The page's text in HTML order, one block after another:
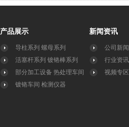
产品展示
导柱系列 螺母系列
活塞杆系列 镀铬棒系列
部分加工设备 热处理车间
镀铬车间 检测仪器
新闻资讯
公司新闻
行业资讯
视频专区